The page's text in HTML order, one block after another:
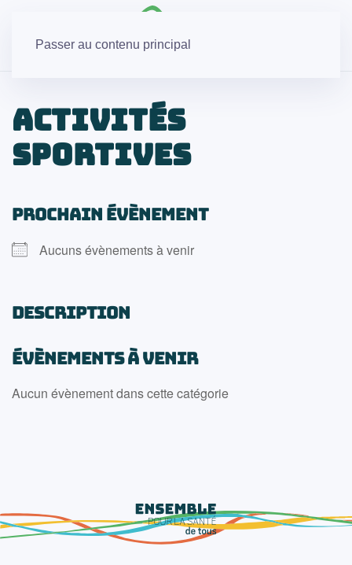
Passer au contenu principal
Activités
sportives
PROCHAIN ÉVÈNEMENT
Aucuns évènements à venir
DESCRIPTION
ÉVÈNEMENTS À VENIR
Aucun évènement dans cette catégorie